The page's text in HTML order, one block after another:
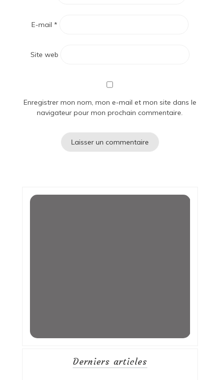
E-mail *
Site web
Enregistrer mon nom, mon e-mail et mon site dans le
navigateur pour mon prochain commentaire.
Derniers articles